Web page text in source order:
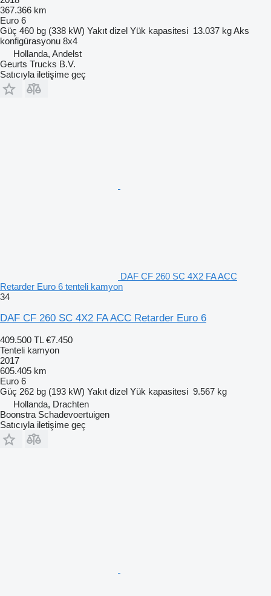
367.366 km
Euro 6
Güç 460 bg (338 kW) Yakıt dizel Yük kapasitesi 13.037 kgAks
konfigürasyonu 8x4
Hollanda, Andelst
Geurts Trucks B.V.
Satıcıyla iletişime geç
DAF CF 260 SC 4X2 FA ACC
Retarder Euro 6 tenteli kamyon
34
DAF CF 260 SC 4X2 FA ACC Retarder Euro 6
409.500 TL €7.450
Tenteli kamyon
2017
605.405 km
Euro 6
Güç 262 bg (193 kW) Yakıt dizel Yük kapasitesi 9.567 kg
Hollanda, Drachten
Boonstra Schadevoertuigen
Satıcıyla iletişime geç